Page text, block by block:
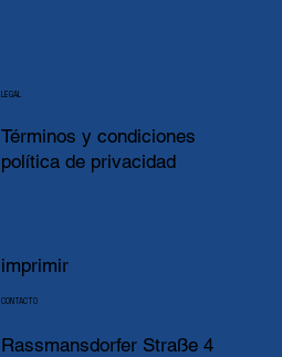
LEGAL
Términos y condiciones
política de privacidad
imprimir
CONTACTO
Rassmansdorfer Straße 4